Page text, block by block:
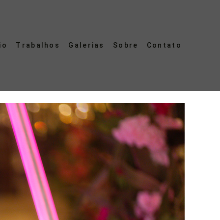
Trabalhos Galerias Sobre Contato